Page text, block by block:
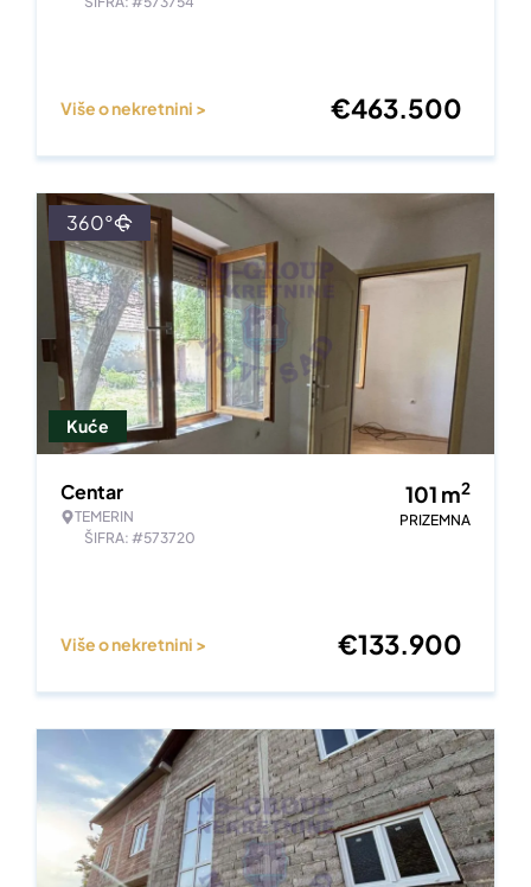
Više o nekretnini > €463.500
Kuće
360°
Centar
TEMERIN
ŠIFRA: #573720
101 m2
PRIZEMNA
Više o nekretnini > €133.900